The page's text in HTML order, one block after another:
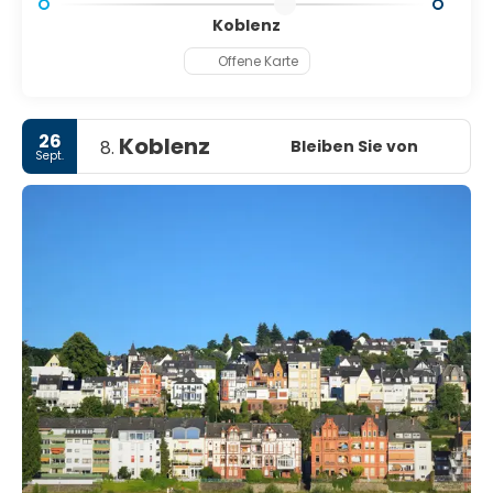
Koblenz
Offene Karte
26
Sept. 8. Koblenz Bleiben Sie von